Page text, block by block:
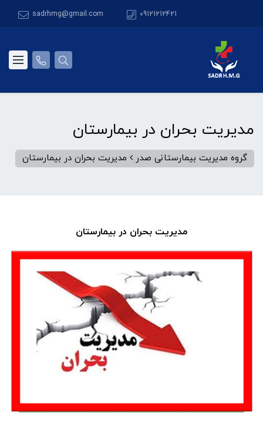
09121212421
sadrhmg@gmail.com
مدیریت بحران در بیمارستان
گروه مدیریت بیمارستانی صدر مدیریت بحران در بیمارستان
مدیریت بحران در بیمارستان